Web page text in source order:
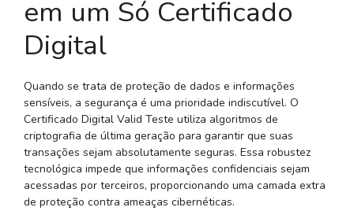
em um Só Certificado
Digital
Quando se trata de proteção de dados e informações
sensíveis, a segurança é uma prioridade indiscutível. O
Certificado Digital Valid Teste utiliza algoritmos de
criptografia de última geração para garantir que suas
transações sejam absolutamente seguras. Essa robustez
tecnológica impede que informações confidenciais sejam
acessadas por terceiros, proporcionando uma camada extra
de proteção contra ameaças cibernéticas.